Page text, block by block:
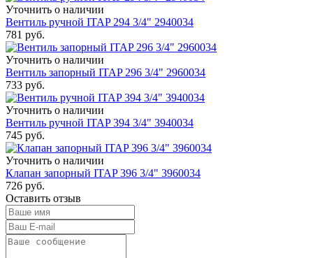
Уточнить о наличии
Вентиль ручной ITAP 294 3/4" 2940034
781 руб.
Уточнить о наличии
Вентиль запорный ITAP 296 3/4" 2960034
733 руб.
Уточнить о наличии
Вентиль ручной ITAP 394 3/4" 3940034
745 руб.
Уточнить о наличии
Клапан запорный ITAP 396 3/4" 3960034
726 руб.
Оставить отзыв